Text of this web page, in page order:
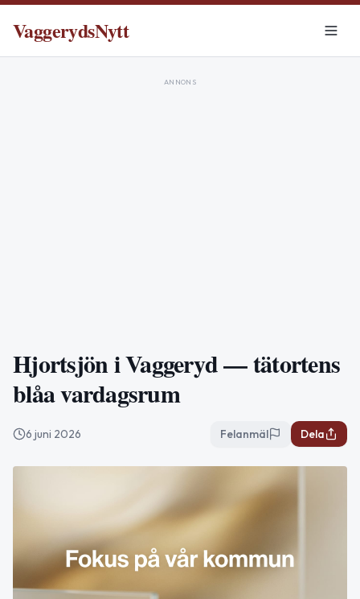
VaggerydsNytt
ANNONS
Hjortsjön i Vaggeryd — tätortens
blåa vardagsrum
6 juni 2026 Felanmäl Dela